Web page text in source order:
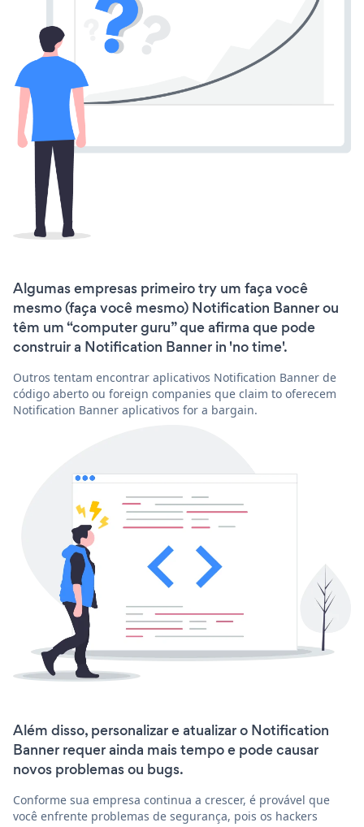
Algumas empresas primeiro try um faça você
mesmo (faça você mesmo) Notification Banner ou
têm um “computer guru” que afirma que pode
construir a Notification Banner in 'no time'.
Outros tentam encontrar aplicativos Notification Banner de
código aberto ou foreign companies que claim to oferecem
Notification Banner aplicativos for a bargain.
Além disso, personalizar e atualizar o Notification
Banner requer ainda mais tempo e pode causar
novos problemas ou bugs.
Conforme sua empresa continua a crescer, é provável que
você enfrente problemas de segurança, pois os hackers